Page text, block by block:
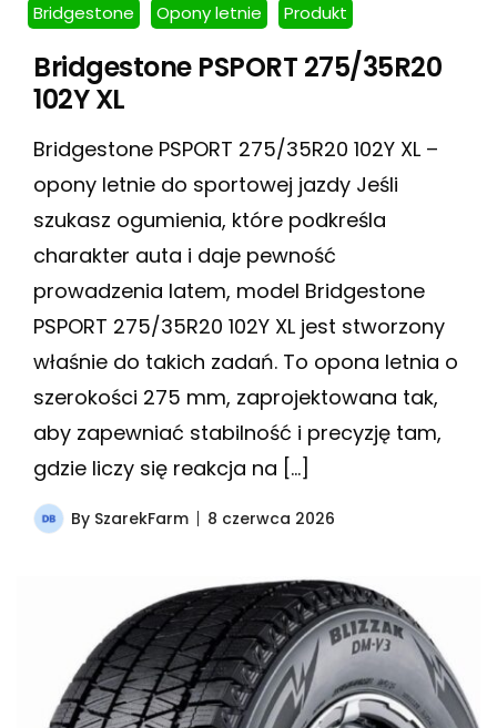
Bridgestone Opony letnie Produkt
Bridgestone PSPORT 275/35R20
102Y XL
Bridgestone PSPORT 275/35R20 102Y XL –
opony letnie do sportowej jazdy Jeśli
szukasz ogumienia, które podkreśla
charakter auta i daje pewność
prowadzenia latem, model Bridgestone
PSPORT 275/35R20 102Y XL jest stworzony
właśnie do takich zadań. To opona letnia o
szerokości 275 mm, zaprojektowana tak,
aby zapewniać stabilność i precyzję tam,
gdzie liczy się reakcja na […]
By SzarekFarm 8 czerwca 2026